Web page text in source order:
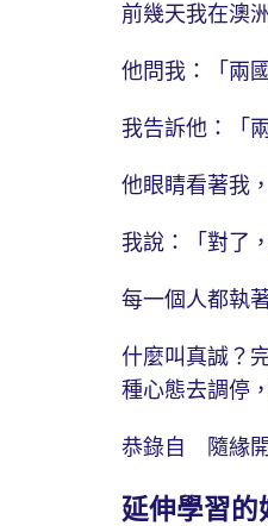
前幾天我在澳
他問我：「兩
我告訴他：「
他眼睛看著我
我說：「對了
每一個人都執
什麼叫真誠？
種心態去調停
恭錄自 隨緣開
延伸學習的